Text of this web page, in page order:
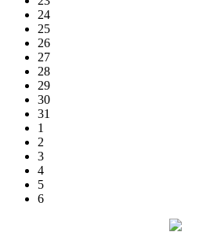
24
25
26
27
28
29
30
31
1
2
3
4
5
6